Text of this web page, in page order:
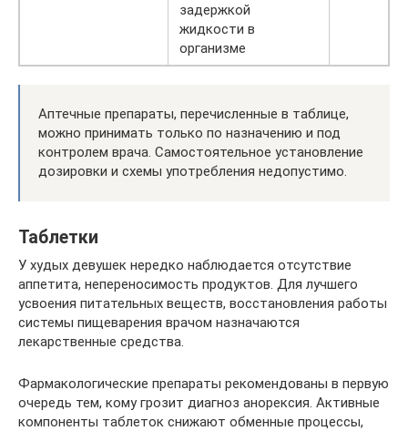
задержкой
жидкости в
организме
Аптечные препараты, перечисленные в таблице,
можно принимать только по назначению и под
контролем врача. Самостоятельное установление
дозировки и схемы употребления недопустимо.
Таблетки
У худых девушек нередко наблюдается отсутствие
аппетита, непереносимость продуктов. Для лучшего
усвоения питательных веществ, восстановления работы
системы пищеварения врачом назначаются
лекарственные средства.
Фармакологические препараты рекомендованы в первую
очередь тем, кому грозит диагноз анорексия. Активные
компоненты таблеток снижают обменные процессы,